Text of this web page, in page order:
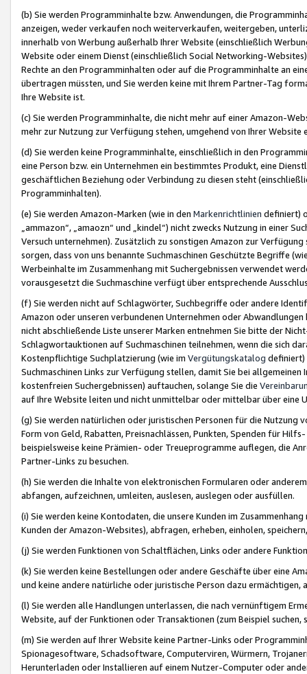
(b) Sie werden Programminhalte bzw. Anwendungen, die
anzeigen, weder verkaufen noch weiterverkaufen, weitergeben,
innerhalb von Werbung außerhalb Ihrer Website (einschließlich
Website oder einem Dienst (einschließlich Social Networking-
Rechte an den Programminhalten oder auf die Programminhalte an
übertragen müssten, und Sie werden keine mit Ihrem Partner-Tag
Ihre Website ist.
(c) Sie werden Programminhalte, die nicht mehr auf einer Amazon-
mehr zur Nutzung zur Verfügung stehen, umgehend von Ihrer
(d) Sie werden keine Programminhalte, einschließlich in den
eine Person bzw. ein Unternehmen ein bestimmtes Produkt, eine
geschäftlichen Beziehung oder Verbindung zu diesen steht
Programminhalten).
(e) Sie werden Amazon-Marken (wie in den Markenrichtlinien definiert)
„ammazon“, „amaozn“ und „kindel“) nicht zwecks Nutzung in einer
Versuch unternehmen). Zusätzlich zu sonstigen Amazon zur
sorgen, dass von uns benannte Suchmaschinen Geschützte Begriffe
Werbeinhalte im Zusammenhang mit Suchergebnissen verwendet
vorausgesetzt die Suchmaschine verfügt über entsprechende
(f) Sie werden nicht auf Schlagwörter, Suchbegriffe oder andere
Amazon oder unseren verbundenen Unternehmen oder
nicht abschließende Liste unserer Marken entnehmen Sie bitte der
Schlagwortauktionen auf Suchmaschinen teilnehmen, wenn die sich
Kostenpflichtige Suchplatzierung (wie im Vergütungskatalog definiert)
Suchmaschinen Links zur Verfügung stellen, damit Sie bei
kostenfreien Suchergebnissen) auftauchen, solange Sie die
auf Ihre Website leiten und nicht unmittelbar oder mittelbar über eine
(g) Sie werden natürlichen oder juristischen Personen für die Nutzung
Form von Geld, Rabatten, Preisnachlässen, Punkten, Spenden für
beispielsweise keine Prämien- oder Treueprogramme auflegen, die
Partner-Links zu besuchen.
(h) Sie werden die Inhalte von elektronischen Formularen oder
abfangen, aufzeichnen, umleiten, auslesen, auslegen oder ausfüllen.
(i) Sie werden keine Kontodaten, die unsere Kunden im
Kunden der Amazon-Websites), abfragen, erheben, einholen,
(j) Sie werden Funktionen von Schaltflächen, Links oder andere
(k) Sie werden keine Bestellungen oder andere Geschäfte über eine
und keine andere natürliche oder juristische Person dazu
(l) Sie werden alle Handlungen unterlassen, die nach vernünftigem
Website, auf der Funktionen oder Transaktionen (zum Beispiel
(m) Sie werden auf Ihrer Website keine Partner-Links oder
Spionagesoftware, Schadsoftware, Computerviren, Würmern,
Herunterladen oder Installieren auf einem Nutzer-Computer oder